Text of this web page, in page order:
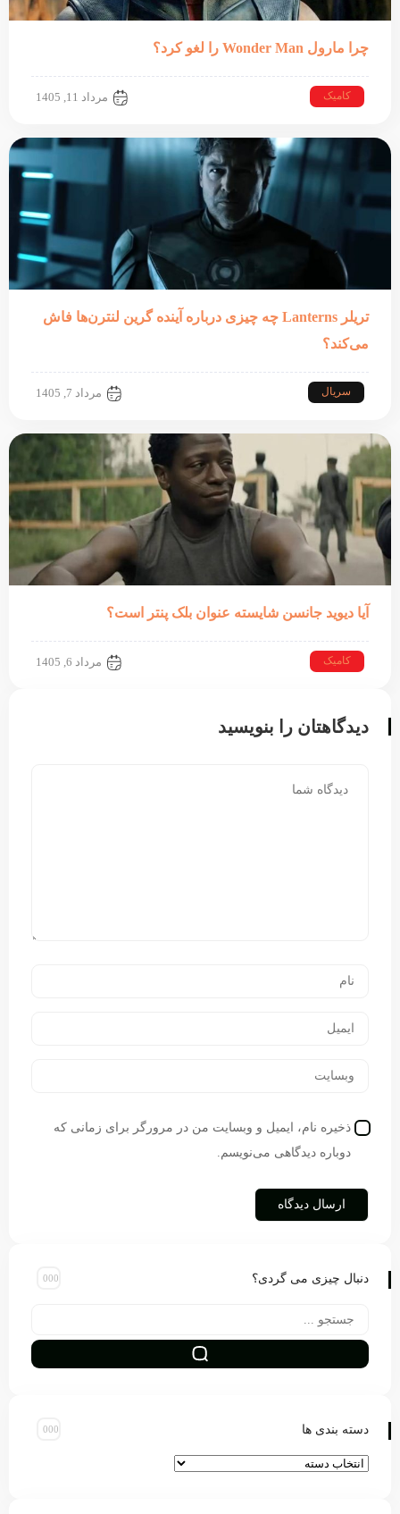
چرا مارول Wonder Man را لغو کرد؟
کامیک مرداد 11, 1405
تریلر Lanterns چه چیزی درباره آینده گرین لنترن‌ها فاش
می‌کند؟
سریال مرداد 7, 1405
آیا دیوید جانسن شایسته عنوان بلک پنتر است؟
کامیک مرداد 6, 1405
دیدگاهتان را بنویسید
ذخیره نام، ایمیل و وبسایت من در مرورگر برای زمانی که
دوباره دیدگاهی می‌نویسم.
دنبال چیزی می گردی؟
دسته بندی ها